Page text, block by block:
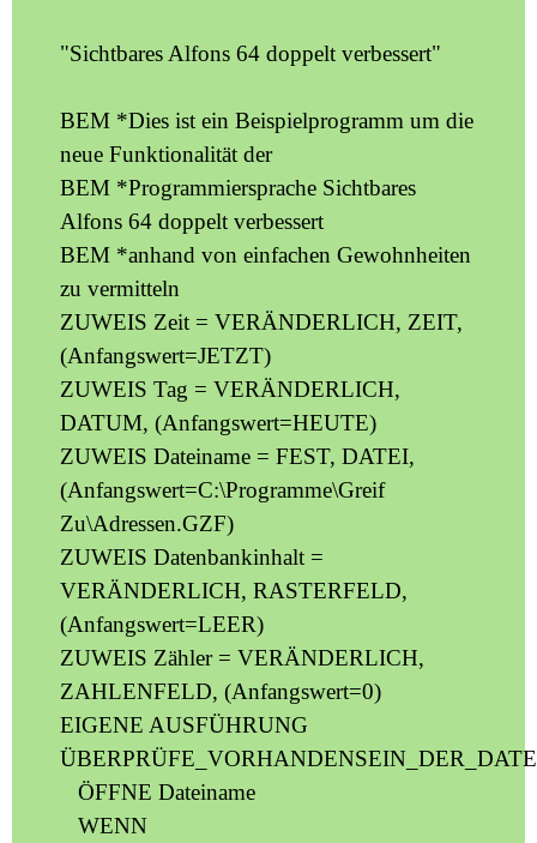
"Sichtbares Alfons 64 doppelt verbessert"
BEM *Dies ist ein Beispielprogramm um die
neue Funktionalität der
BEM *Programmiersprache Sichtbares
Alfons 64 doppelt verbessert
BEM *anhand von einfachen Gewohnheiten
zu vermitteln
ZUWEIS Zeit = VERÄNDERLICH, ZEIT,
(Anfangswert=JETZT)
ZUWEIS Tag = VERÄNDERLICH,
DATUM, (Anfangswert=HEUTE)
ZUWEIS Dateiname = FEST, DATEI,
(Anfangswert=C:\Programme\Greif
Zu\Adressen.GZF)
ZUWEIS Datenbankinhalt =
VERÄNDERLICH, RASTERFELD,
(Anfangswert=LEER)
ZUWEIS Zähler = VERÄNDERLICH,
ZAHLENFELD, (Anfangswert=0)
EIGENE AUSFÜHRUNG
ÖFFNE Dateiname
WENN